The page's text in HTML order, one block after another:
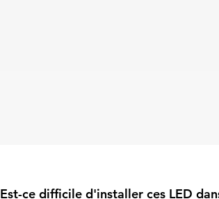
Est-ce difficile d'installer ces LED